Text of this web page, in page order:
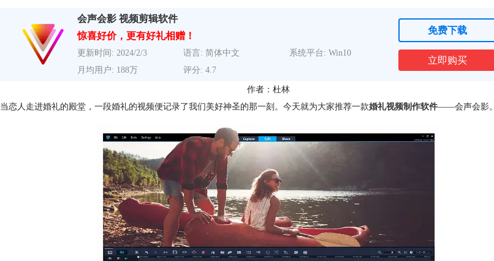
会声会影 视频剪辑软件
惊喜好价，更有好礼相赠！
更新时间: 2024/2/3 语言: 简体中文
系统平台: Win10
月均用户: 188万
评分: 4.7
免费下载
立即购买
作者：杜林
当恋人走进婚礼的殿堂，一段婚礼的视频便记录了我们美好神圣的那一刻。今天就为大家推荐一款婚礼视频制作软件——会声会影。